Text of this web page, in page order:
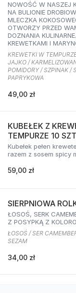
NOWOŚĆ W NASZEJ
NA BULIONIE
MLECZKA
OTWORZY PRZED
DOZNANIA
KREWETKAMI I
ORAZ
SZPINAKIEM,
SEZAMEM O SMAKU
PAPRYKOWĄ
KREWETKI W
JAJKO /
POMIDORY / SZPINAK /
PAPRYKOWA
49,00 zł
KUBEŁEK Z
TEMPURZE 10 SZT
Kubełek pełen
razem z sosem spicy
59,00 zł
SIERPNIOWA
ŁOSOŚ, SERK
Z POSYPKĄ Z
ŁOSOŚ / SER
SEZAM
34,00 zł